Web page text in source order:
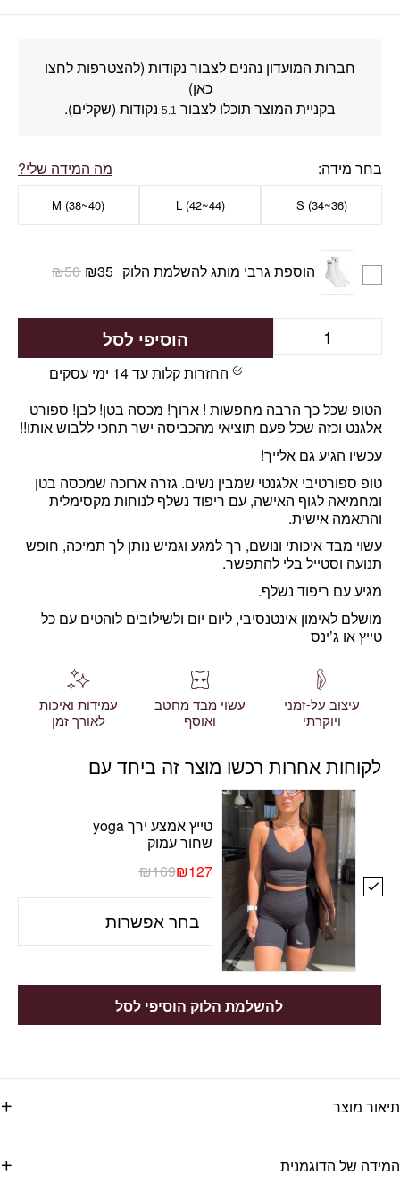
הטופ שכל כך הרבה מחפשות ! ארוך! מכסה בטן! לבן! ספורט
אלגנט וכזה שכל פעם תוציאי מהכביסה ישר תחכי ללבוש אותו!!
עכשיו הגיע גם אלייך!
טופ ספורטיבי אלגנטי שמבין נשים. גזרה ארוכה שמכסה בטן
ומחמיאה לגוף האישה, עם ריפוד נשלף לנוחות מקסימלית
והתאמה אישית.
עשוי מבד איכותי ונושם, רך למגע וגמיש נותן לך תמיכה, חופש
תנועה וסטייל בלי להתפשר.
מגיע עם ריפוד נשלף.
מושלם לאימון אינטנסיבי, ליום יום ולשילובים לוהטים עם כל
טייץ או ג’ינס
בחר מידה מה המידה שלי?
(S (34~36
L (42~44)
M (38~40)
הוספת גרבי מותג להשלמת הלוק ₪50 ₪35
הוסיפי לסל
החזרות קלות עד 14 ימי עסקים
חברות המועדון נהנים לצבור נקודות (להצטרפות לחצו
כאן)
בקניית המוצר תוכלו לצבור 5.1 נקודות (שקלים).
עיצוב על-זמני
ויוקרתי
עשוי מבד מחטב
ואוסף
עמידות ואיכות
לאורך זמן
לקוחות אחרות רכשו מוצר זה ביחד עם
טייץ אמצע ירך yoga
שחור עמוק
₪169₪127
להשלמת הלוק הוסיפי לסל
תיאור מוצר
המידה של הדוגמנית